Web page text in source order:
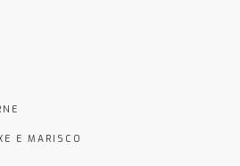
E MARISCO